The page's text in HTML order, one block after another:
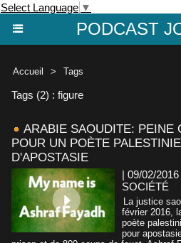
Select Language ▼
PODCAST
Accueil > Tags
Tags (2) : figure
ARABIE SAOUDITE: PEINE
POUR UN POÈTE
D'APOSTASIE
| 09/02/2016
SOCIÉTÉ
La justice
février 2016,
poète
pour